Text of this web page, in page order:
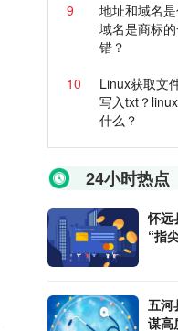
9
地址和域名
域名是商标
错？
10
Linux获取文
写入txt？
什么？
24小时热点
怀远
“指
五河
谋高